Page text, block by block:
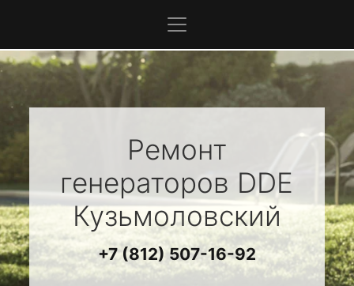
Ремонт
генераторов DDE
Кузьмоловский
+7 (812) 507-16-92